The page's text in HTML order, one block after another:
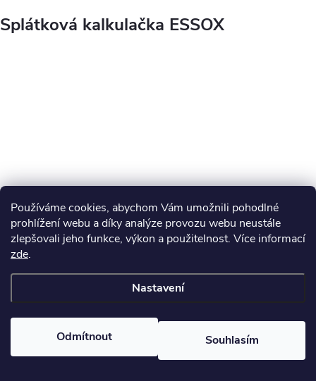
Používáme cookies, abychom Vám umožnili pohodlné
prohlížení webu a díky analýze provozu webu neustále
zlepšovali jeho funkce, výkon a použitelnost. Více informací
zde.
Nastavení
Odmítnout Souhlasím
Splátková kalkulačka ESSOX